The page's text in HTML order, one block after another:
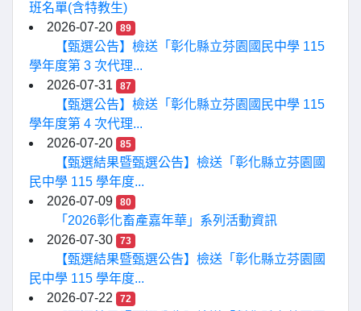
班名單(含特教生)
2026-07-20
89
【甄選公告】檢送「彰化縣立芬園國民中學 115
學年度第 3 次代理...
2026-07-31
87
【甄選公告】檢送「彰化縣立芬園國民中學 115
學年度第 4 次代理...
2026-07-20
85
【甄選結果暨甄選公告】檢送「彰化縣立芬園國
民中學 115 學年度...
2026-07-09
80
「2026彰化畜產嘉年華」系列活動資訊
2026-07-30
73
【甄選結果暨甄選公告】檢送「彰化縣立芬園國
民中學 115 學年度...
2026-07-22
72